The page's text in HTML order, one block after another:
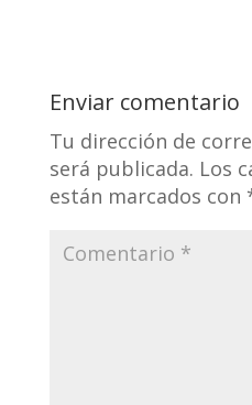
Enviar comentario
Tu dirección de
será publicada. Los
están marcados con